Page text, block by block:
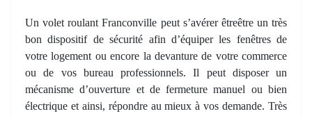
Un volet roulant Franconville peut s’avérer êtreêtre un très
bon dispositif de sécurité afin d’équiper les fenêtres de
votre logement ou encore la devanture de votre commerce
ou de vos bureau professionnels. Il peut disposer un
mécanisme d’ouverture et de fermeture manuel ou bien
électrique et ainsi, répondre au mieux à vos demande. Très